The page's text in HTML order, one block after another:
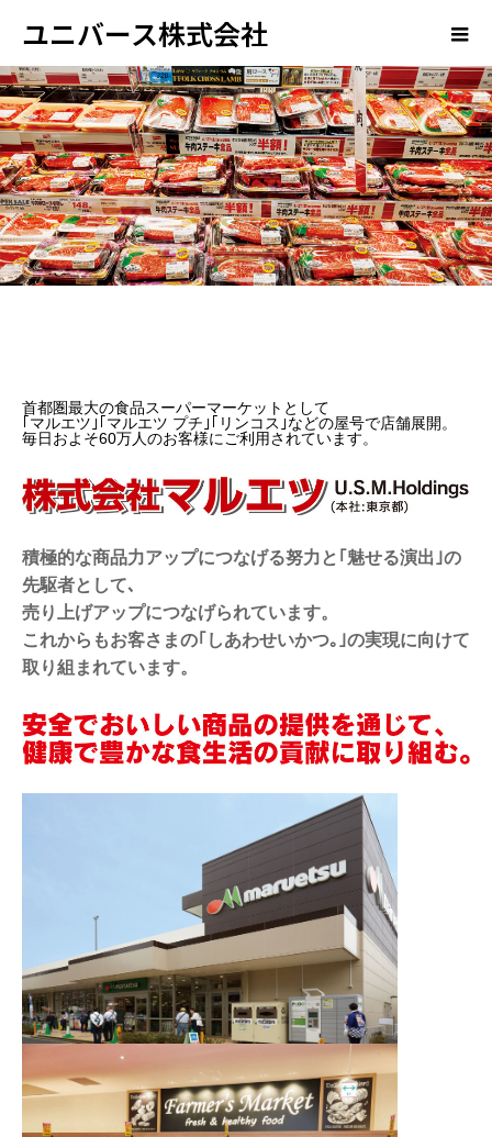
ユニバース株式会社
首都圏最大の食品スーパーマーケットとして
｢マルエツ｣｢マルエツ プチ｣｢リンコス｣などの屋号で店舗展開。
毎日およそ60万人のお客様にご利用されています。
積極的な商品力アップにつなげる努力と｢魅せる演出｣の
先駆者として､
売り上げアップにつなげられています。
これからもお客さまの｢しあわせいかつ｡｣の実現に向けて
取り組まれています。